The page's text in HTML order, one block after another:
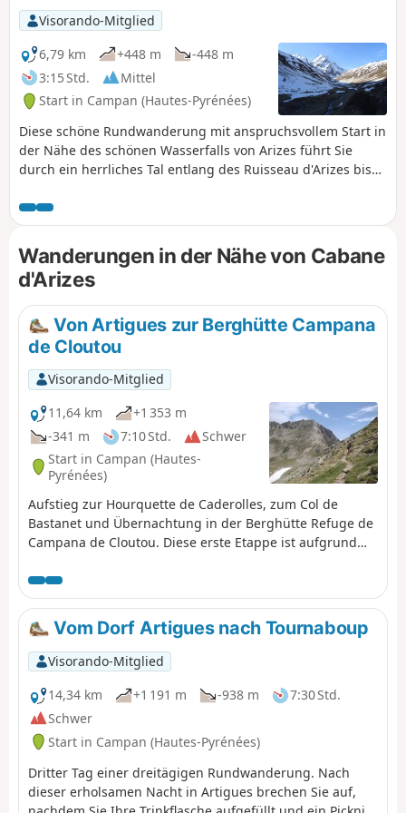
Visorando-Mitglied
6,79 km
+448 m
-448 m
3:15 Std.
Mittel
Start in Campan (Hautes-Pyrénées)
Diese schöne Rundwanderung mit anspruchsvollem Start in
der Nähe des schönen Wasserfalls von Arizes führt Sie
durch ein herrliches Tal entlang des Ruisseau d'Arizes bis
Wanderungen in der Nähe von Cabane
d'Arizes
Von Artigues zur Berghütte Campana
de Cloutou
Visorando-Mitglied
11,64 km
+1 353 m
-341 m
7:10 Std.
Schwer
Start in Campan (Hautes-
Pyrénées)
Aufstieg zur Hourquette de Caderolles, zum Col de
Bastanet und Übernachtung in der Berghütte Refuge de
Campana de Cloutou. Diese erste Etappe ist aufgrund
Vom Dorf Artigues nach Tournaboup
Visorando-Mitglied
14,34 km
+1 191 m -938 m
7:30 Std.
Schwer
Start in Campan (Hautes-Pyrénées)
Dritter Tag einer dreitägigen Rundwanderung. Nach
dieser erholsamen Nacht in Artigues brechen Sie auf,